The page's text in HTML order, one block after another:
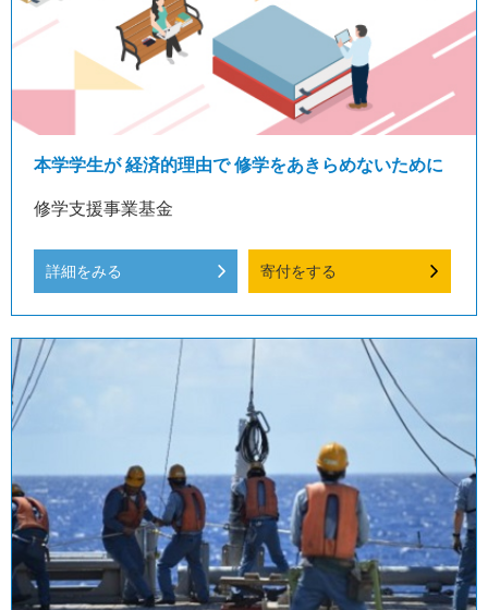
本学学生が 経済的理由で 修学をあきらめないために
修学支援事業基金
詳細をみる 寄付をする